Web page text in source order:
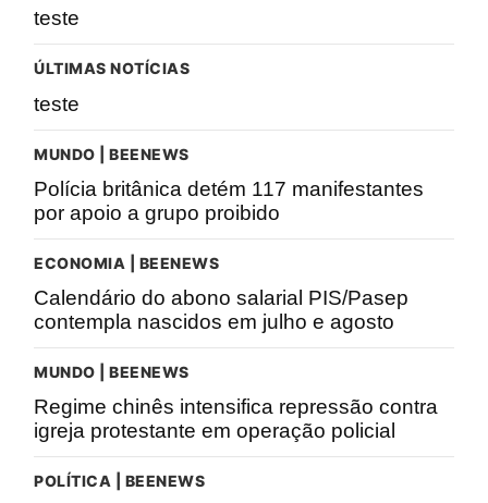
teste
ÚLTIMAS NOTÍCIAS
teste
MUNDO | BEENEWS
Polícia britânica detém 117 manifestantes
por apoio a grupo proibido
ECONOMIA | BEENEWS
Calendário do abono salarial PIS/Pasep
contempla nascidos em julho e agosto
MUNDO | BEENEWS
Regime chinês intensifica repressão contra
igreja protestante em operação policial
POLÍTICA | BEENEWS